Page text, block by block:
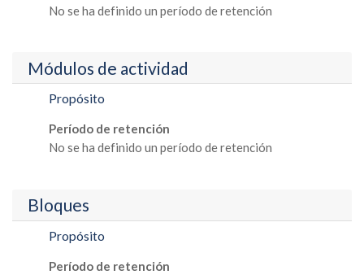
No se ha definido un período de retención
Módulos de actividad
Propósito
Período de retención
No se ha definido un período de retención
Bloques
Propósito
Período de retención